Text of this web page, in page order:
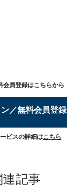
会員登録はこちらから
ン／無料会員登録
ビスの詳細はこちら
記事